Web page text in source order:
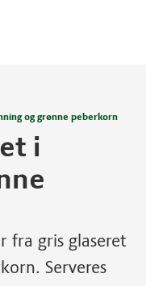
og grønne peberkorn
i
fra gris glaseret
Serveres